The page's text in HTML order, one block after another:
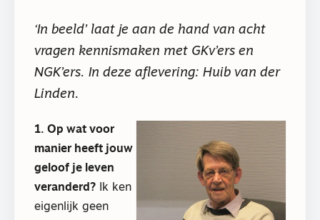
‘In beeld’ laat je aan de hand van acht
vragen kennismaken met GKv’ers en
NGK’ers. In deze aflevering: Huib van der
Linden.
1. Op wat voor
manier heeft jouw
geloof je leven
veranderd? Ik ken
eigenlijk geen